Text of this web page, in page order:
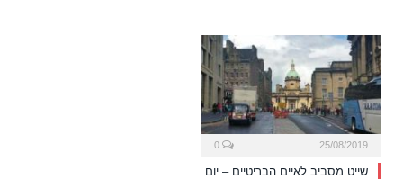
25/08/2019
שייט מסביב לאיים הבריטיים – יום